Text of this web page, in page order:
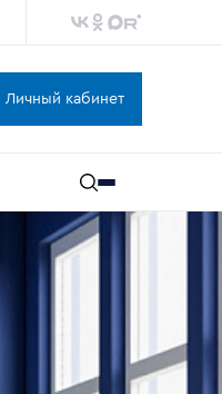
Личный кабинет